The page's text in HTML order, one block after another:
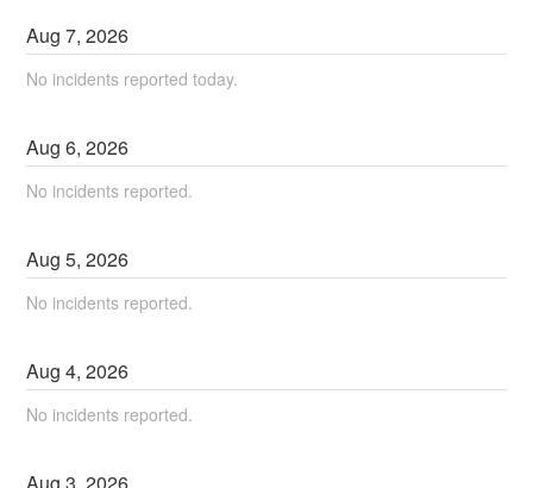
Aug7,2026
No incidents reported today.
Aug6,2026
No incidents reported.
Aug5,2026
No incidents reported.
Aug4,2026
No incidents reported.